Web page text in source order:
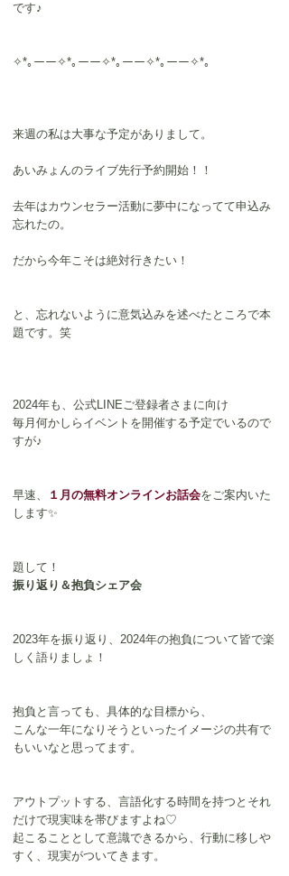
です♪
✧*｡ーー✧*｡ーー✧*｡ーー✧*｡ーー✧*｡
来週の私は大事な予定がありまして。
あいみょんのライブ先行予約開始！！
去年はカウンセラー活動に夢中になってて申込み
忘れたの。
だから今年こそは絶対行きたい！
と、忘れないように意気込みを述べたところで本
題です。笑
2024年も、公式LINEご登録者さまに向け
毎月何かしらイベントを開催する予定でいるので
すが♪
早速、 １月の無料オンラインお話会をご案内いた
します✨
題して！
振り返り＆抱負シェア会
2023年を振り返り、2024年の抱負について皆で楽
しく語りましょ！
抱負と言っても、具体的な目標から、
こんな一年になりそうといったイメージの共有で
もいいなと思ってます。
アウトプットする、言語化する時間を持つとそれ
だけで現実味を帯びますよね♡
起こることとして意識できるから、行動に移しや
すく、現実がついてきます。